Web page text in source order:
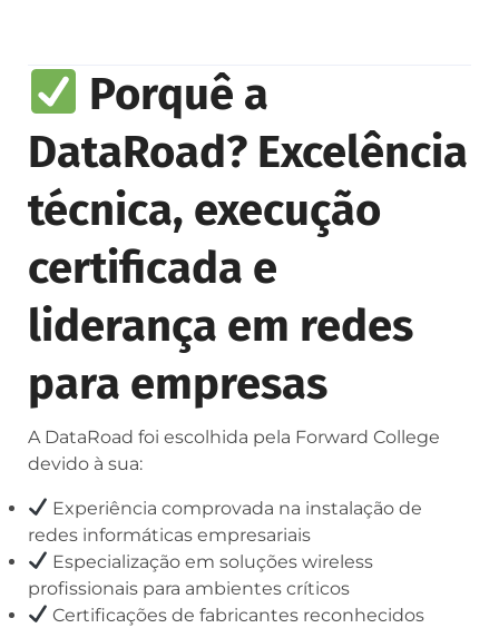
Porquê a
DataRoad? Excelência
técnica, execução
certificada e
liderança em redes
para empresas
A DataRoad foi escolhida pela Forward College
devido à sua:
Experiência comprovada na instalação de
redes informáticas empresariais
Especialização em soluções wireless
profissionais para ambientes críticos
Certificações de fabricantes reconhecidos